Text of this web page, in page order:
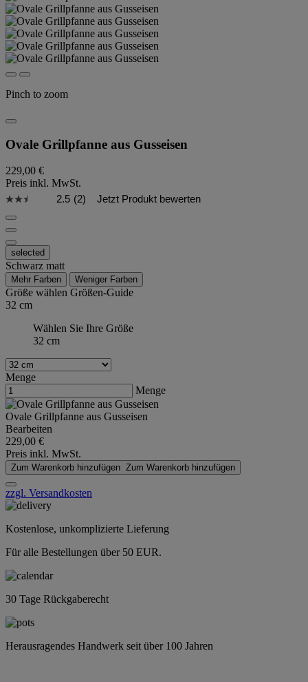
Pinch to zoom
Ovale Grillpfanne aus Gusseisen
229,00 €
Preis inkl. MwSt.
2.5 (2) Jetzt Produkt bewerten
selected
Schwarz matt
Mehr Farben Weniger Farben
Größe wählen Größen-Guide
32 cm
Wählen Sie Ihre Größe
32 cm
Menge
Menge
Ovale Grillpfanne aus Gusseisen
Bearbeiten
229,00 €
Preis inkl. MwSt.
Zum Warenkorb hinzufügen Zum Warenkorb hinzufügen
zzgl. Versandkosten
Kostenlose, unkomplizierte Lieferung
Für alle Bestellungen über 50 EUR.
30 Tage Rückgaberecht
Herausragendes Handwerk seit über 100 Jahren